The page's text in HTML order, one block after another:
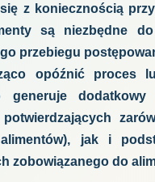
z koniecznością
są niezbędne
przebiegu
opóźnić proces
generuje
jak i
zobowiązanego do